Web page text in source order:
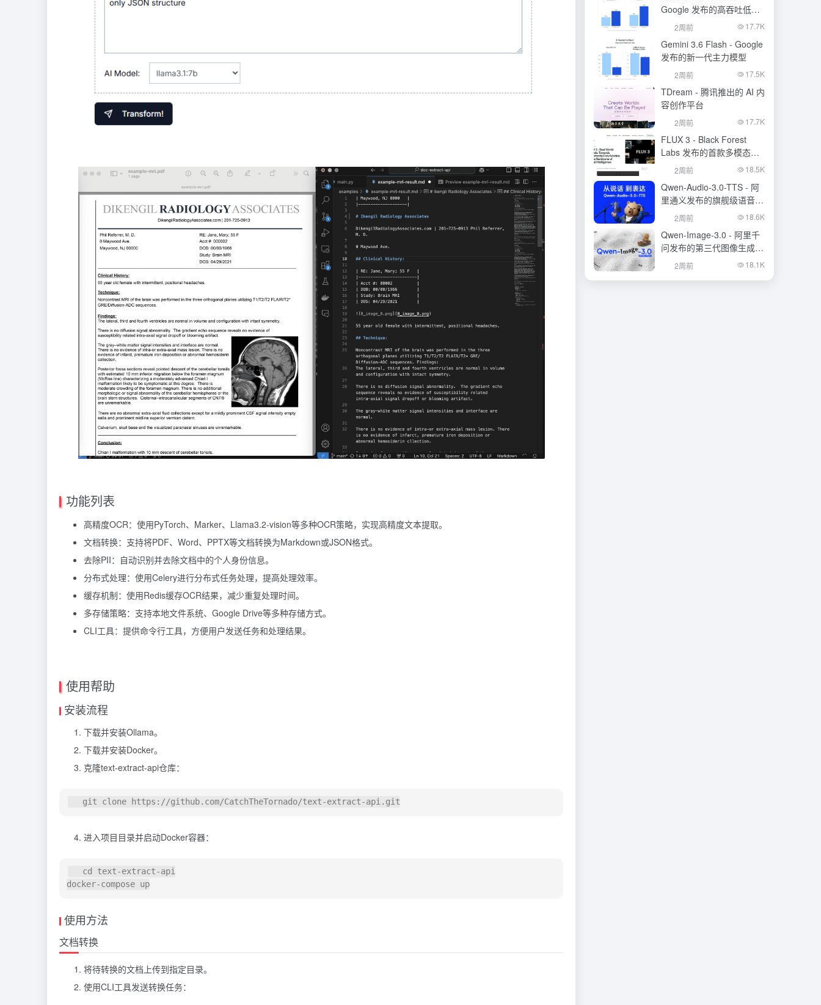
功能列表
高精度OCR：使用PyTorch、Marker、Llama3.2-vision等多种OCR策略，实现高精度文本提取。
文档转换：支持将PDF、Word、PPTX等文档转换为Markdown或JSON格式。
去除PII：自动识别并去除文档中的个人身份信息。
分布式处理：使用Celery进行分布式任务处理，提高处理效率。
缓存机制：使用Redis缓存OCR结果，减少重复处理时间。
多存储策略：支持本地文件系统、Google Drive等多种存储方式。
CLI工具：提供命令行工具，方便用户发送任务和处理结果。
使用帮助
安装流程
下载并安装Ollama。
下载并安装Docker。
克隆text-extract-api仓库：
进入项目目录并启动Docker容器：
使用方法
文档转换
将待转换的文档上传到指定目录。
使用CLI工具发送转换任务：
Google 发布的高吞吐低成
本模型
2周前 17.7K
Gemini 3.6 Flash - Google
发布的新一代主力模型
2周前 17.5K
TDream - 腾讯推出的 AI 内
容创作平台
2周前 17.7K
FLUX 3 - Black Forest
Labs 发布的首款多模态基
础模型
2周前 18.5K
Qwen-Audio-3.0-TTS - 阿
里通义发布的旗舰级语音合
成大模型
2周前 18.6K
Qwen-Image-3.0 - 阿里千
问发布的第三代图像生成基
础模型
2周前 18.1K